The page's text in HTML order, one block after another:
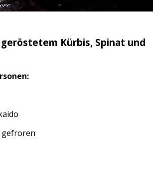
Kürbis, Spinat und
gefroren